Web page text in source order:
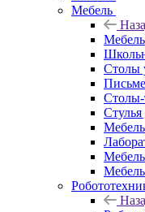
Мебель
Мебель
Столы
Мебель